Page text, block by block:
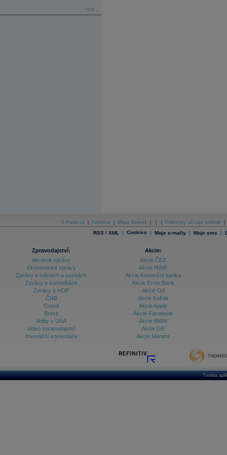
více...
O Patria.cz Reklama Mapa Stránek Podmínky užívání stránek
RSS / XML | Cookies | Moje e-maily | Moje sms |
Zpravodajství:
Akciové zprávy
Ekonomické zprávy
Zprávy o měnách a sazbách
Zprávy o komoditách
Zprávy o HDP
ČNB
Grexit
Brexit
Volby v USA
Video zpravodajství
Investiční komentáře
Akcie:
Akcie ČEZ
Akcie NWR
Akcie Komerční banka
Akcie Erste Bank
Akcie O2
Akcie Kofola
Akcie Apple
Akcie Facebook
Akcie BMW
Akcie GE
Akcie Moneta
Tvorba